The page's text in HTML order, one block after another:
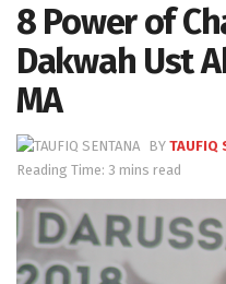
8 Power of
Dakwah Ust
MA
BY TAUFIQ
Reading Time: 3 mins read